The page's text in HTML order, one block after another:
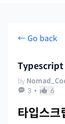
← Go back
Typescript
by
3 • 6
타입스크